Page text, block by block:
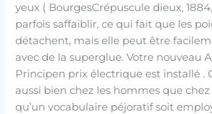
yeux ( BourgesCrépuscule dieux,
parfois saffaiblir, ce qui fait que les
détachent, mais elle peut être
avec de la superglue. Votre nouveau
Principen prix électrique est installé .
aussi bien chez les hommes que
qu’un vocabulaire péjoratif soit